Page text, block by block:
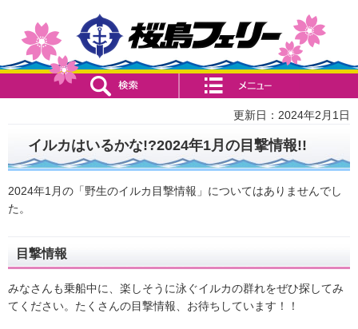
検索・共通メニュー コンテンツメニュー
更新日：2024年2月1日
イルカはいるかな!?2024年1月の目撃情報!!
2024年1月の「野生のイルカ目撃情報」についてはありませんでし
た。
目撃情報
みなさんも乗船中に、楽しそうに泳ぐイルカの群れをぜひ探してみ
てください。たくさんの目撃情報、お待ちしています！！